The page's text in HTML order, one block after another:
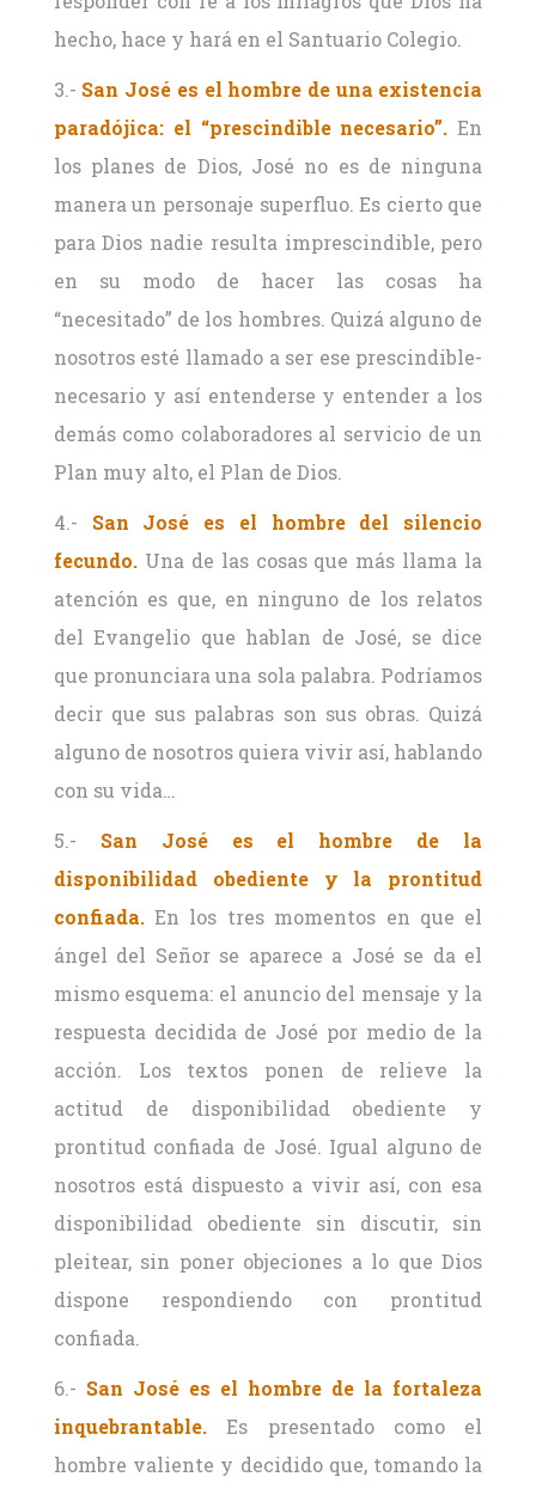
hecho, hace y hará en el Santuario Colegio.
3.- San José es el hombre de una existencia
paradójica: el “prescindible necesario”. En
los planes de Dios, José no es de ninguna
manera un personaje superfluo. Es cierto que
para Dios nadie resulta imprescindible, pero
en su modo de hacer las cosas ha
“necesitado” de los hombres. Quizá alguno de
nosotros esté llamado a ser ese prescindible-
necesario y así entenderse y entender a los
demás como colaboradores al servicio de un
Plan muy alto, el Plan de Dios.
4.- San José es el hombre del silencio
fecundo.Una de las cosas que más llama la
atención es que, en ninguno de los relatos
del Evangelio que hablan de José, se dice
que pronunciara una sola palabra. Podríamos
decir que sus palabras son sus obras. Quizá
alguno de nosotros quiera vivir así, hablando
con su vida…
5.- San José es el hombre de la
disponibilidad obediente y la prontitud
confiada.En los tres momentos en que el
ángel del Señor se aparece a José se da el
mismo esquema: el anuncio del mensaje y la
respuesta decidida de José por medio de la
acción. Los textos ponen de relieve la
actitud de disponibilidad obediente y
prontitud confiada de José. Igual alguno de
nosotros está dispuesto a vivir así, con esa
disponibilidad obediente sin discutir, sin
pleitear, sin poner objeciones a lo que Dios
dispone respondiendo con prontitud
confiada.
6.- San José es el hombre de la fortaleza
inquebrantable.Es presentado como el
hombre valiente y decidido que, tomando la